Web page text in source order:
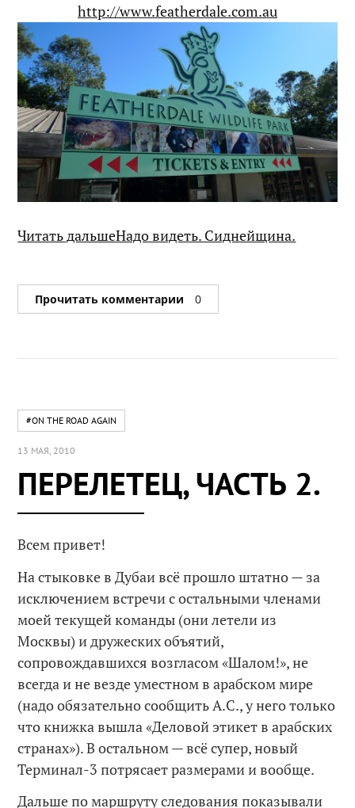
http://www.featherdale.com.au
Читать дальшеНадо видеть. Сиднейщина.
Прочитать комментарии 0
#ON THE ROAD AGAIN
13 МАЯ, 2010
ПЕРЕЛЕТЕЦ, ЧАСТЬ 2.
Всем привет!
На стыковке в Дубаи всё прошло штатно — за
исключением встречи с остальными членами
моей текущей команды (они летели из
Москвы) и дружеских объятий,
сопровождавшихся возгласом «Шалом!», не
всегда и не везде уместном в арабском мире
(надо обязательно сообщить А.С., у него только
что книжка вышла «Деловой этикет в арабских
странах»). В остальном — всё супер, новый
Терминал-3 потрясает размерами и вообще.
Дальше по маршруту следования показывали